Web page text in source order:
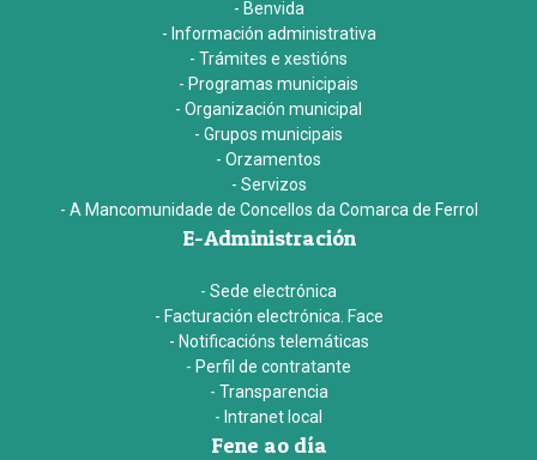
- Benvida
- Información administrativa
- Trámites e xestións
- Programas municipais
- Organización municipal
- Grupos municipais
- Orzamentos
- Servizos
- A Mancomunidade de Concellos da Comarca de Ferrol
E-Administración
- Sede electrónica
- Facturación electrónica. Face
- Notificacións telemáticas
- Perfil de contratante
- Transparencia
- Intranet local
Fene ao día